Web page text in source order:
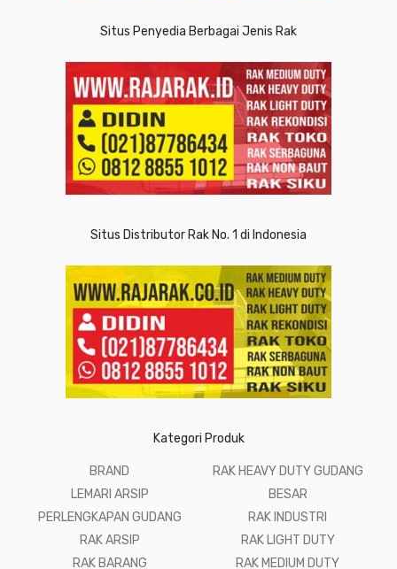
Situs Penyedia Berbagai Jenis Rak
Situs Distributor Rak No. 1 di Indonesia
Kategori Produk
BRAND
LEMARI ARSIP
PERLENGKAPAN GUDANG
RAK ARSIP
RAK BARANG
RAK HEAVY DUTY GUDANG
BESAR
RAK INDUSTRI
RAK LIGHT DUTY
RAK MEDIUM DUTY